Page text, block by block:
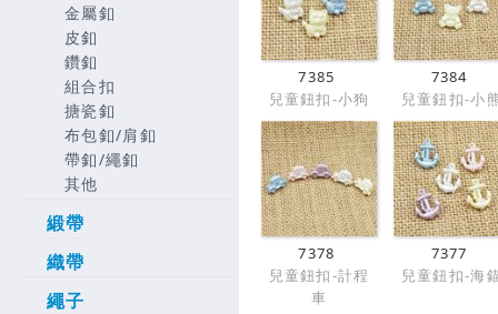
金屬釦
皮釦
鑽釦
組合扣
搪瓷釦
布包釦/肩釦
帶釦/繩釦
其他
緞帶
織帶
繩子
7385
兒童鈕扣-小狗
7384
兒童鈕扣-小
7378
兒童鈕扣-計程
車
7377
兒童鈕扣-海